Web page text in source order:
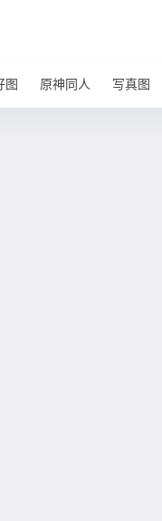
图 原神同人 写真图